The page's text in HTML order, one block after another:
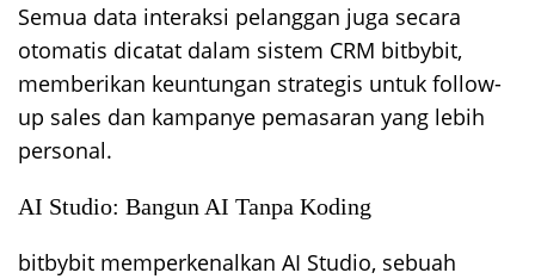
Semua data interaksi pelanggan juga secara
otomatis dicatat dalam sistem CRM bitbybit,
memberikan keuntungan strategis untuk follow-
up sales dan kampanye pemasaran yang lebih
personal.
AI Studio: Bangun AI Tanpa Koding
bitbybit memperkenalkan AI Studio, sebuah